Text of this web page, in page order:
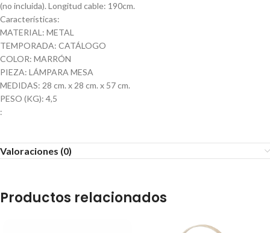
(no incluida). Longitud cable: 190cm.
Características:
MATERIAL: METAL
TEMPORADA: CATÁLOGO
COLOR: MARRÓN
PIEZA: LÁMPARA MESA
MEDIDAS: 28 cm. x 28 cm. x 57 cm.
PESO (KG): 4,5
:
Valoraciones (0)
Productos relacionados